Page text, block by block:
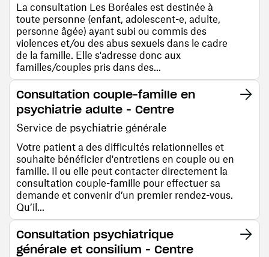
La consultation Les Boréales est destinée à
toute personne (enfant, adolescent-e, adulte,
personne âgée) ayant subi ou commis des
violences et/ou des abus sexuels dans le cadre
de la famille. Elle s'adresse donc aux
familles/couples pris dans des...
Consultation couple-famille en
psychiatrie adulte - Centre
Service de psychiatrie générale
Votre patient a des difficultés relationnelles et
souhaite bénéficier d'entretiens en couple ou en
famille. Il ou elle peut contacter directement la
consultation couple-famille pour effectuer sa
demande et convenir d’un premier rendez-vous.
Qu’il...
Consultation psychiatrique
générale et consilium - Centre